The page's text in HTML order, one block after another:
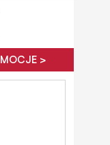
>